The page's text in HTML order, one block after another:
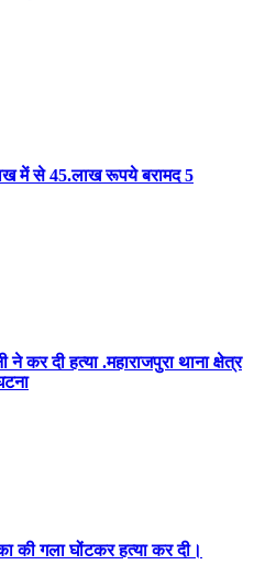
में से 45.लाख रूपये बरामद 5
कर दी हत्या .महाराजपुरा थाना क्षेत्र
की गला घोंटकर हत्या कर दी।